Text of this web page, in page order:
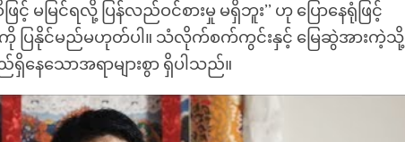
ြင့် မမြင်ရလို့ ပြန်လည်ဝင်စားမှု မရှိဘူး’’ ဟု ပြောနေရုံဖြင့်
းကို ပြနိုင်မည်မဟုတ်ပါ။ သံလိုက်စက်ကွင်းနှင့် မြေဆွဲအားကဲ့သို့
နေသောအရာများစွာ ရှိပါသည်။